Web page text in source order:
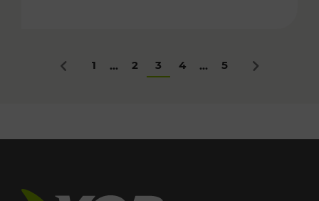
Zurück
1 ... 2 3 4 ... 5 Nächstes